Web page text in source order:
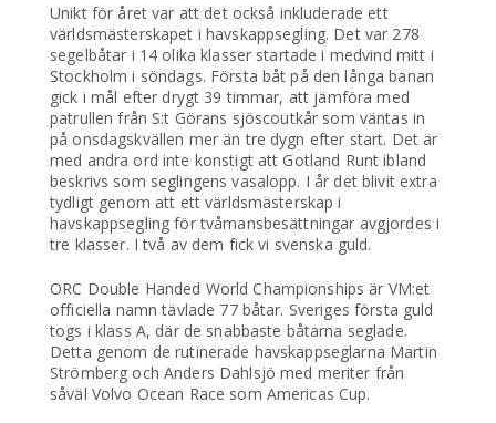
Unikt för året var att det också inkluderade ett
världsmästerskapet i havskappsegling. Det var 278
segelbåtar i 14 olika klasser startade i medvind mitt i
Stockholm i söndags. Första båt på den långa banan
gick i mål efter drygt 39 timmar, att jämföra med
patrullen från S:t Görans sjöscoutkår som väntas in
på onsdagskvällen mer än tre dygn efter start. Det är
med andra ord inte konstigt att Gotland Runt ibland
beskrivs som seglingens vasalopp. I år det blivit extra
tydligt genom att ett världsmästerskap i
havskappsegling för tvåmansbesättningar avgjordes i
tre klasser. I två av dem fick vi svenska guld.
ORC Double Handed World Championships är VM:et
officiella namn tävlade 77 båtar. Sveriges första guld
togs i klass A, där de snabbaste båtarna seglade.
Detta genom de rutinerade havskappseglarna Martin
Strömberg och Anders Dahlsjö med meriter från
såväl Volvo Ocean Race som Americas Cup.